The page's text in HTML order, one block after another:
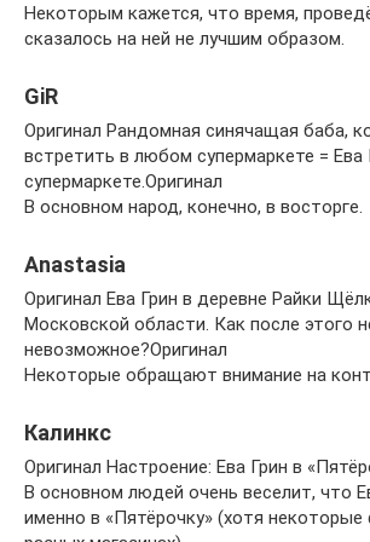
Некоторым кажется, что время,
сказалось на ней не лучшим образом.
GiR
Оригинал Рандомная синячащая баба,
встретить в любом супермаркете = Ева
супермаркете.Оригинал
В основном народ, конечно, в восторге.
Anastasia
Оригинал Ева Грин в деревне Райки
Московской области. Как после этого
невозможное?Оригинал
Некоторые обращают внимание на
Калинкс
Оригинал Настроение: Ева Грин в
В основном людей очень веселит, что
именно в «Пятёрочку» (хотя